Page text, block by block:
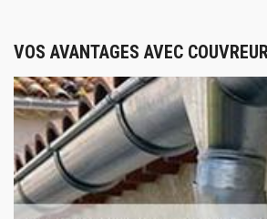
VOS AVANTAGES AVEC